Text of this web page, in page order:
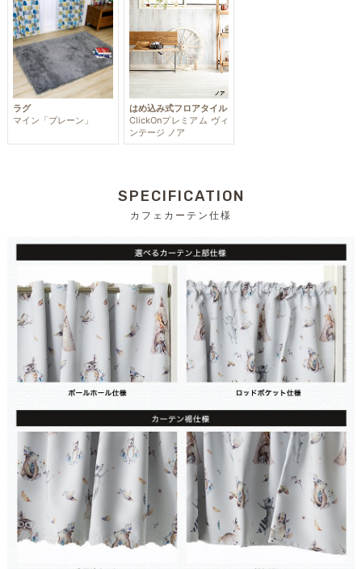
ラグ
マイン「プレーン」
はめ込み式フロアタイル
ClickOnプレミアム ヴィ
ンテージ ノア
SPECIFICATION
カフェカーテン仕様